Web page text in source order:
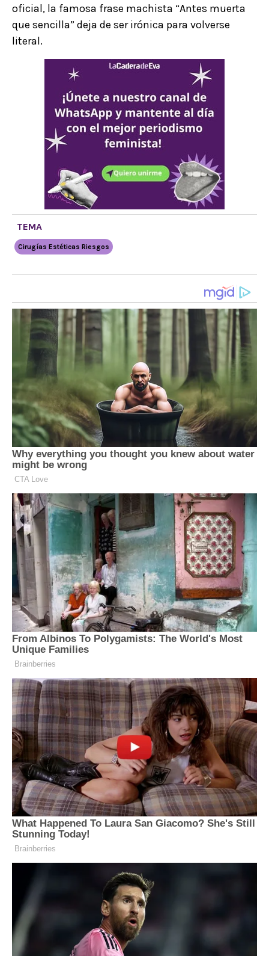
oficial, la famosa frase machista “Antes muerta
que sencilla” deja de ser irónica para volverse
literal.
TEMA
Cirugías Estéticas Riesgos